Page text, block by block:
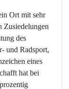
Ort mit sehr
Zusiedelungen
des
und Radsport,
eines
hat bei